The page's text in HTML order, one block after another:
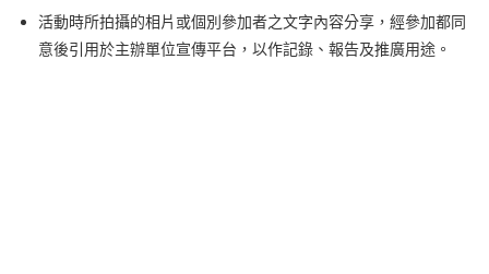
活動時所拍攝的相片或個別參加者之文字內容分享，經參加都同
意後引用於主辦單位宣傳平台，以作記錄、報告及推廣用途。